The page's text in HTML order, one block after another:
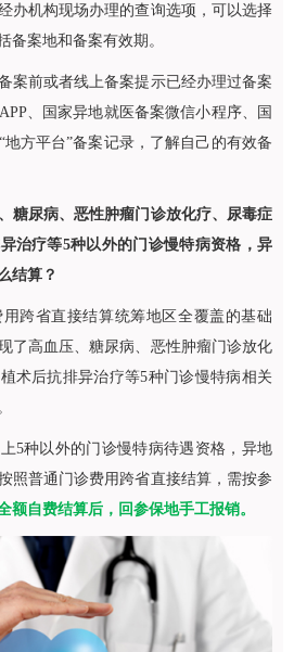
办机构现场办理的查询选项，可以选择
备案地和备案有效期。
前或者线上备案提示已经办理过备案
、国家异地就医备案微信小程序、国
方平台”备案记录，了解自己的有效备
糖尿病、恶性肿瘤门诊放化疗、尿毒症
治疗等5种以外的门诊慢特病资格，异
结算？
省直接结算统筹地区全覆盖的基础
了高血压、糖尿病、恶性肿瘤门诊放化
术后抗排异治疗等5种门诊慢特病相关
种以外的门诊慢特病待遇资格，异地
照普通门诊费用跨省直接结算，需按参
额自费结算后，回参保地手工报销。